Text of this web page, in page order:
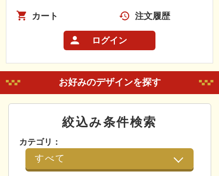
カート 注文履歴
ログイン
お好みのデザインを探す
絞込み条件検索
カテゴリ：